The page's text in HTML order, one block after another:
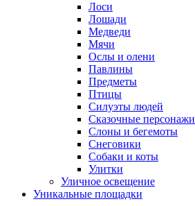
Лоси
Лошади
Медведи
Мячи
Ослы и олени
Павлины
Предметы
Птицы
Силуэты людей
Сказочные персонажи
Слоны и бегемоты
Снеговики
Собаки и коты
Улитки
Уличное освещение
Уникальные площадки